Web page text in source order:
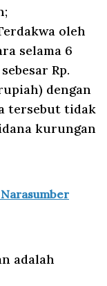
oleh
selama 6
Rp.
dengan
tersebut tidak
kurungan
Narasumber
adalah